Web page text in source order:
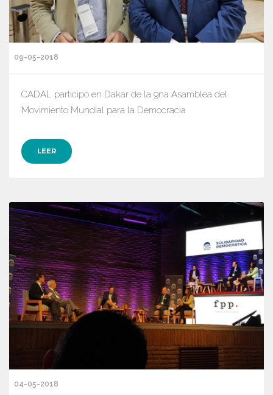
09-05-2018
CADAL participó en Dakar de la 9na Asamblea del
Movimiento Mundial para la Democracia
LEER
04-05-2018